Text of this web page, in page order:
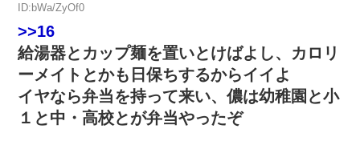
ID:bWa/ZyOf0
>>16
給湯器とカップ麺を置いとけばよし、カロリ
ーメイトとかも日保ちするからイイよ
イヤなら弁当を持って来い、儂は幼稚園と小
１と中・高校とが弁当やったぞ